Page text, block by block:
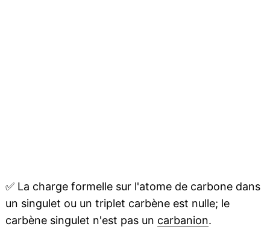
✅La charge formelle sur l'atome de carbone dans
un singulet ou un triplet carbène est nulle; le
carbène singulet n'est pas un carbanion.